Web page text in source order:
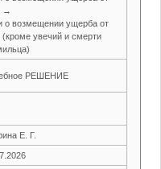
→
о возмещении ущерба от
увечий и смерти
РЕШЕНИЕ
Е. Г.